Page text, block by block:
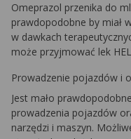
Omeprazol przenika do
prawdopodobne by miał
w dawkach
może przyjmować lek
Prowadzenie pojazdów i
Jest mało
prowadzenia pojazdów
narzędzi i maszyn.